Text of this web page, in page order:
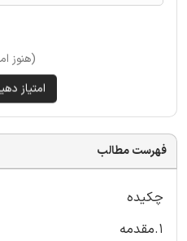
(هنوز
فهرست مطالب
چکیده
1.مقدمه